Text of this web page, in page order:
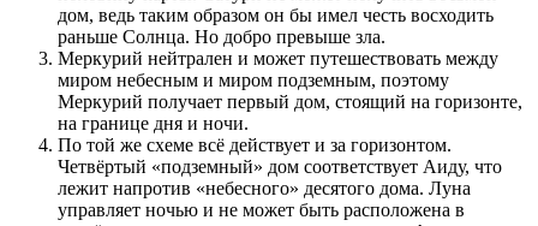
дом, ведь таким образом он бы имел честь восходить
раньше Солнца. Но добро превыше зла.
Меркурий нейтрален и может путешествовать между
миром небесным и миром подземным, поэтому
Меркурий получает первый дом, стоящий на горизонте,
на границе дня и ночи.
По той же схеме всё действует и за горизонтом.
Четвёртый «подземный» дом соответствует Аиду, что
лежит напротив «небесного» десятого дома. Луна
управляет ночью и не может быть расположена в